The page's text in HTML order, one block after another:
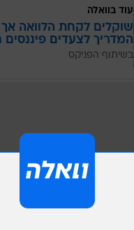
עוד בוואלה
שוקלים לקחת הלוואה
המדריך לצעדים פיננסים
בשיתוף הפניקס